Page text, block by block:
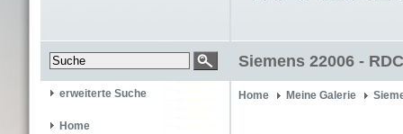
Siemens 22006 -
erweiterte Suche
Home
Home Meine Galerie